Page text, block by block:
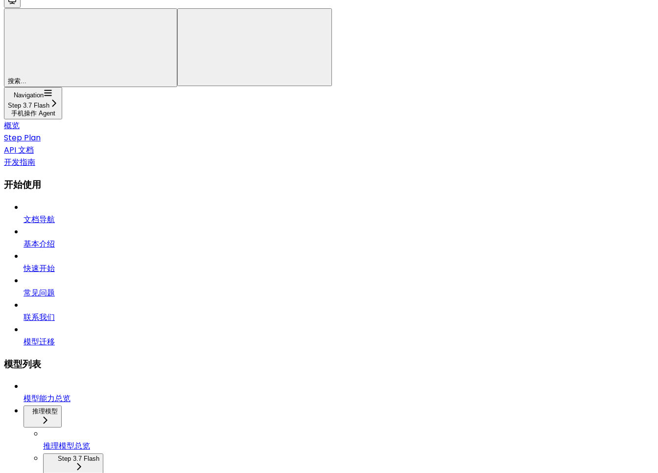
搜索...
Navigation
Step 3.7 Flash
手机操作 Agent
概览
Step Plan
API 文档
开发指南
开始使用
文档导航
基本介绍
快速开始
常见问题
联系我们
模型迁移
模型列表
模型能力总览
推理模型
推理模型总览
Step 3.7 Flash